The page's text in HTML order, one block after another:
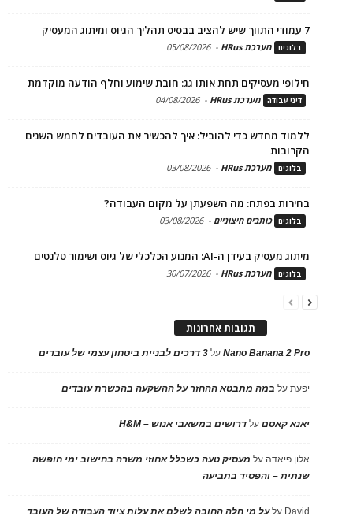
7 עמודי התווך שיש להציב בבסיס תהליך הגיוס ומיתוג המעסיק
בלוגים מערכת HRus -
05/08/2026
חילופי מעסיקים תחת אותו גג: חובת שימוע וחלף הודעה מוקדמת
דיני עבודה מערכת HRus -
04/08/2026
ללמוד מחדש כדי להוביל: איך להכשיר את העובדים לחמש השנים
הקרובות
בלוגים מערכת HRus -
03/08/2026
בחירות בפתח: מה השפעתן על מקום העבודה?
בלוגים כותבים חיצוניים -
03/08/2026
מיתוג מעסיק בעידן ה-AI: המנוע הכלכלי של גיוס ושימור טלנטים
בלוגים מערכת HRus -
30/07/2026
תגובות אחרונות
Nano Banana 2 Proעל 3 דרכים לבניית ביטחון עצמי של עובדים
יפעתעל במה מתבטא ההחזר על ההשקעה בהכשרת עובדים
יאנא קאסםעלדרושים במשאבי אנוש – H&M
אלון פיאדה על מעסיק טעה כשכלל אחוזי משרה בחישוב ימי חופשה
שנתית – והפסיד בתביעה
David עלעל מי חלה החובה לשלם את עלות ציוד העבודה של העובד